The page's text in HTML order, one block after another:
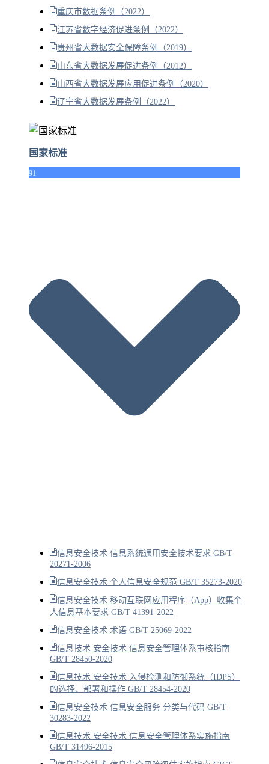
重庆市数据条例（2022）
江苏省数字经济促进条例（2022）
贵州省大数据安全保障条例（2019）
山东省大数据发展促进条例（2012）
山西省大数据发展应用促进条例（2020）
辽宁省大数据发展条例（2022）
国家标准
91
信息安全技术 信息系统通用安全技术要求 GB/T
20271-2006
信息安全技术 个人信息安全规范 GB/T 35273-2020
信息安全技术 移动互联网应用程序（App）收集个
人信息基本要求 GB/T 41391-2022
信息安全技术 术语 GB/T 25069-2022
信息技术 安全技术 信息安全管理体系审核指南
GB/T 28450-2020
信息技术 安全技术 入侵检测和防御系统（IDPS）
的选择、部署和操作 GB/T 28454-2020
信息安全技术 信息安全服务 分类与代码 GB/T
30283-2022
信息技术 安全技术 信息安全管理体系实施指南
GB/T 31496-2015